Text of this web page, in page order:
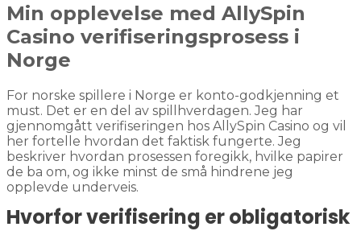
Min opplevelse med AllySpin
Casino verifiseringsprosess i
Norge
For norske spillere i Norge er konto-godkjenning et
must. Det er en del av spillhverdagen. Jeg har
gjennomgått verifiseringen hos AllySpin Casino og vil
her fortelle hvordan det faktisk fungerte. Jeg
beskriver hvordan prosessen foregikk, hvilke papirer
de ba om, og ikke minst de små hindrene jeg
opplevde underveis.
Hvorfor verifisering er obligatorisk